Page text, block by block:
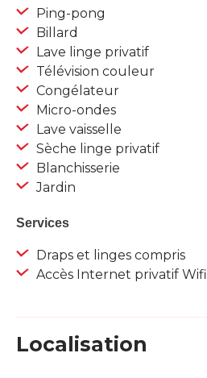
Ping-pong
Billard
Lave linge privatif
Télévision couleur
Congélateur
Micro-ondes
Lave vaisselle
Sèche linge privatif
Blanchisserie
Jardin
Services
Draps et linges compris
Accès Internet privatif Wifi
Localisation